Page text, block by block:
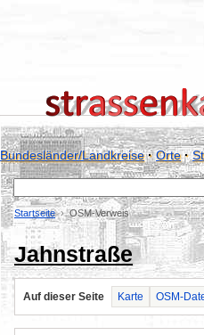
Bundesländer/Landkreise·Orte·
Startseite OSM-Verweis
Jahnstraße
Auf dieser Seite Karte OSM-